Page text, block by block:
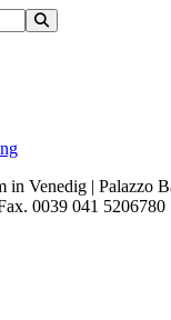
in Venedig | Palazzo
0039 041 5206780 |